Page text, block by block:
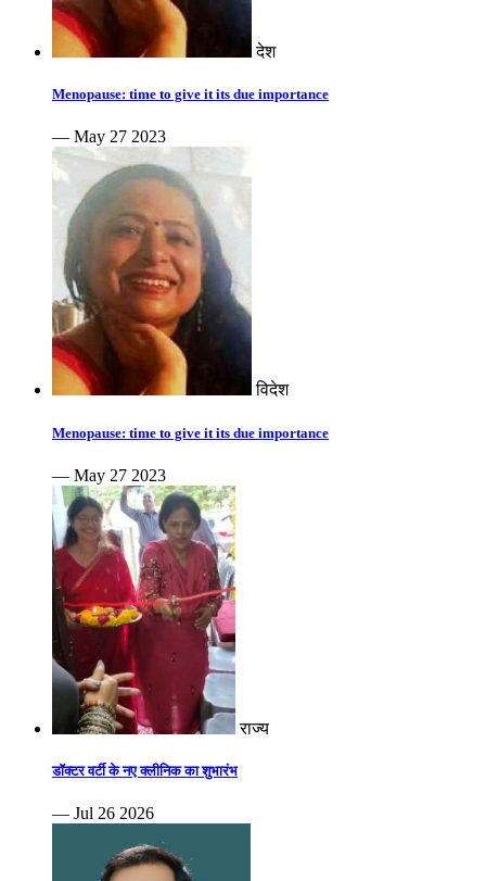
देश
Menopause: time to give it its due importance
— May 27 2023
विदेश
Menopause: time to give it its due importance
— May 27 2023
राज्य
डॉक्टर वर्टी के नए क्लीनिक का शुभारंभ
— Jul 26 2026